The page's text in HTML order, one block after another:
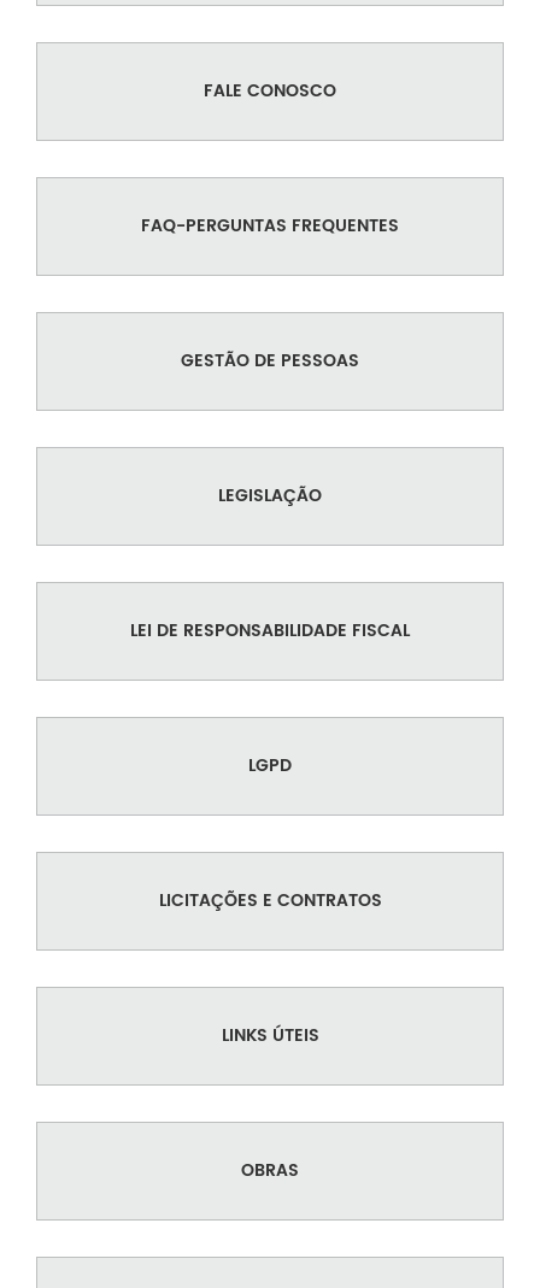
FALE CONOSCO
FAQ-PERGUNTAS FREQUENTES
GESTÃO DE PESSOAS
LEGISLAÇÃO
LEI DE RESPONSABILIDADE FISCAL
LGPD
LICITAÇÕES E CONTRATOS
LINKS ÚTEIS
OBRAS